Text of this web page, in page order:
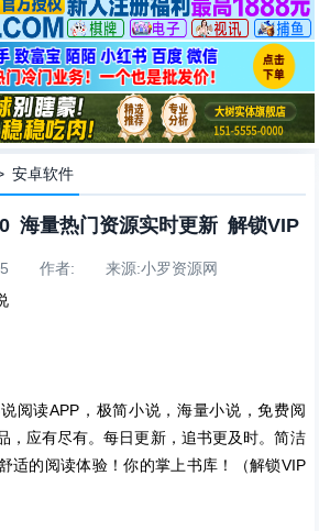
安卓软件
海量热门资源实时更新 解锁VIP
作者: 来源:小罗资源网
阅读APP，极简小说，海量小说，免费阅
，应有尽有。每日更新，追书更及时。简洁
适的阅读体验！你的掌上书库！（解锁VIP